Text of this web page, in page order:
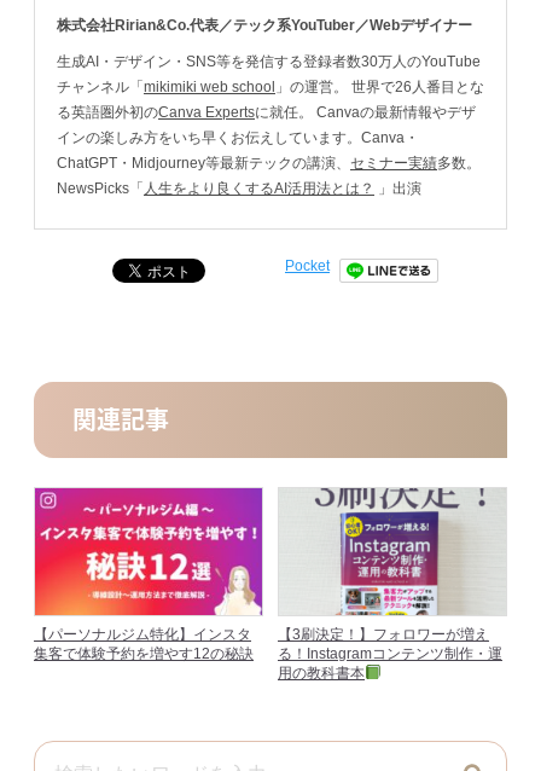
株式会社Ririan&Co.代表／テック系YouTuber／Webデザイナー
生成AI・デザイン・SNS等を発信する登録者数30万人のYouTube
チャンネル「 mikimiki web school 」の運営。 世界で26人番目とな
る英語圏外初のCanva Expertsに就任。 Canvaの最新情報やデザ
インの楽しみ方をいち早くお伝えしています。Canva・
ChatGPT・Midjourney等最新テックの講演、 セミナー実績多数。
NewsPicks「 人生をより良くするAI活用法とは？ 」出演
Pocket
関連記事
【パーソナルジム特化】インスタ
集客で体験予約を増やす12の秘訣
【3刷決定！】フォロワーが増え
る！Instagramコンテンツ制作・運
用の教科書本